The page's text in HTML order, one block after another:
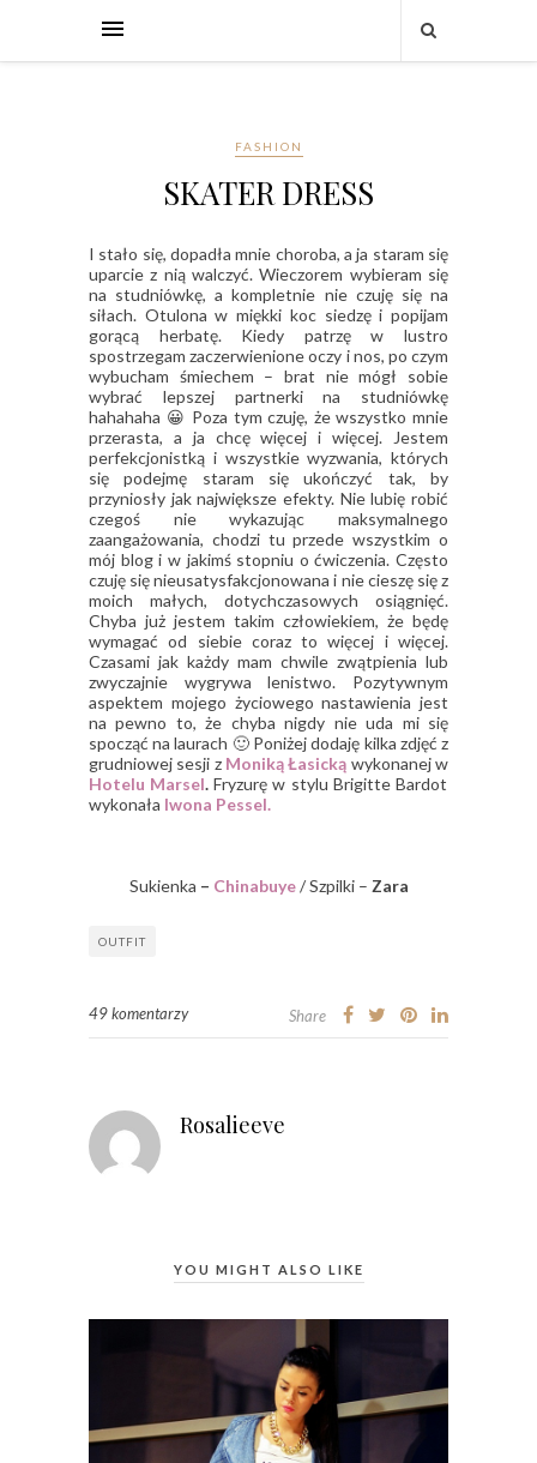
FASHION
SKATER DRESS
I stało się, dopadła mnie choroba, a ja staram się
uparcie z nią walczyć. Wieczorem wybieram się
na studniówkę, a kompletnie nie czuję się na
siłach. Otulona w miękki koc siedzę i popijam
gorącą herbatę. Kiedy patrzę w lustro
spostrzegam zaczerwienione oczy i nos, po czym
wybucham śmiechem – brat nie mógł sobie
wybrać lepszej partnerki na studniówkę
hahahaha 😀 Poza tym czuję, że wszystko mnie
przerasta, a ja chcę więcej i więcej. Jestem
perfekcjonistką i wszystkie wyzwania, których
się podejmę staram się ukończyć tak, by
przyniosły jak największe efekty. Nie lubię robić
czegoś nie wykazując maksymalnego
zaangażowania, chodzi tu przede wszystkim o
mój blog i w jakimś stopniu o ćwiczenia. Często
czuję się nieusatysfakcjonowana i nie cieszę się z
moich małych, dotychczasowych osiągnięć.
Chyba już jestem takim człowiekiem, że będę
wymagać od siebie coraz to więcej i więcej.
Czasami jak każdy mam chwile zwątpienia lub
zwyczajnie wygrywa lenistwo. Pozytywnym
aspektem mojego życiowego nastawienia jest
na pewno to, że chyba nigdy nie uda mi się
spocząć na laurach 🙂 Poniżej dodaję kilka zdjęć z
grudniowej sesji z Moniką Łasicką wykonanej w
Hotelu Marsel.Fryzurę w stylu Brigitte Bardot
wykonała Iwona Pessel.
Sukienka – Chinabuye/ Szpilki – Zara
OUTFIT
49 komentarzy Share
Rosalieeve
YOU MIGHT ALSO LIKE